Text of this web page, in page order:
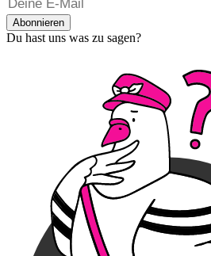
Abonnieren
Du hast uns was zu sagen?